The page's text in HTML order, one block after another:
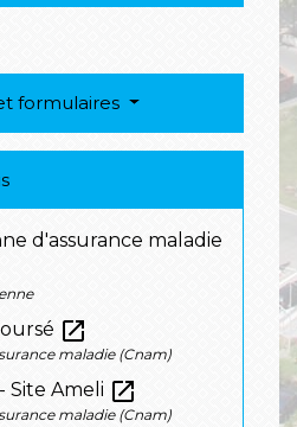
formulaires
d'assurance maladie
open_in_new
maladie (Cnam)
Site Ameli open_in_new
maladie (Cnam)